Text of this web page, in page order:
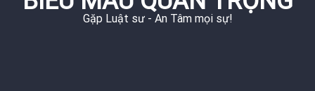
Gặp Luật sư - An Tâm mọi sự!